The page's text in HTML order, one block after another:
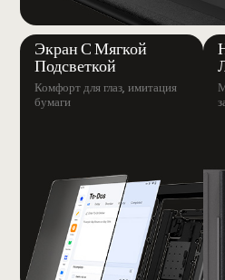
Экран С Мягкой
Подсветкой
Комфорт для глаз, имитация
бумаги